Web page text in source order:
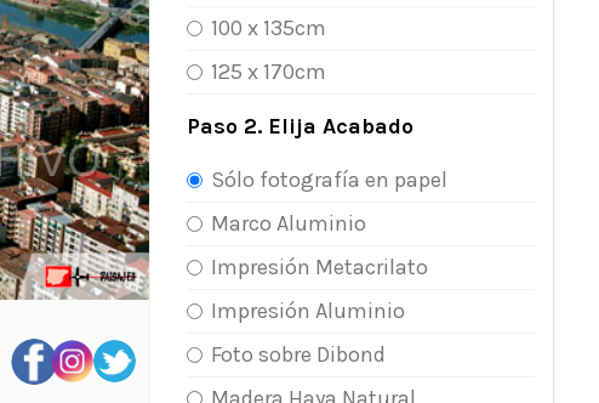
100 x 135cm
125 x 170cm
Paso 2. Elija Acabado
Sólo fotografía en papel
Marco Aluminio
Impresión Metacrilato
Impresión Aluminio
Foto sobre Dibond